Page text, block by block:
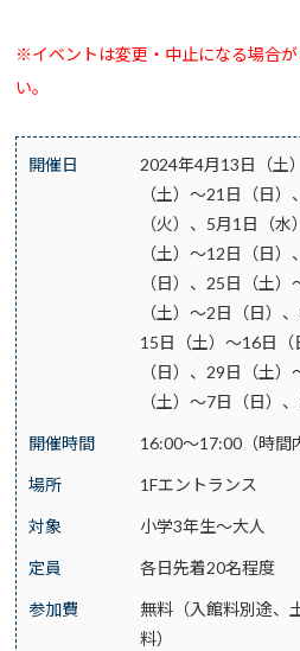
※イベントは変更・中止になる場合
い。
開催日
2024年4月13日（土
（土）～21日（日
（火）、5月1日（
（土）～12日（日
（日）、25日（土
（土）～2日（日）
15日（土）～16日
（日）、29日（土
（土）～7日（日）
開催時間 16:00～17:00（時間
場所 1Fエントランス
対象 小学3年生～大人
定員 各日先着20名程度
参加費
無料（入館料別途、
料）